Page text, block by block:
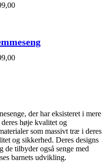
der har eksisteret i mere
høje kvalitet og
som massivt træ i deres
og sikkerhed. Deres designs
de tilbyder også senge med
barnets udvikling.